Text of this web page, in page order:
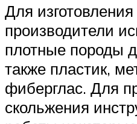
Для изготовления
производители
плотные породы
также пластик,
фиберглас. Для
скольжения